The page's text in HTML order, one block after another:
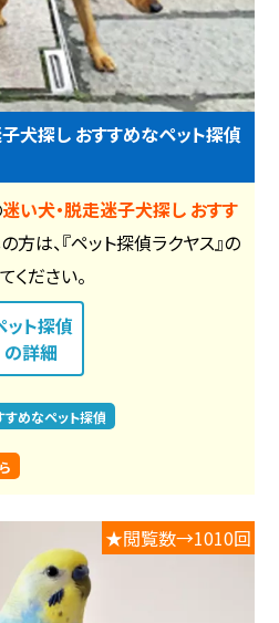
犬探し おすすめなペット探偵
迷い犬・脱走迷子犬探し おすす
方は、『ペット探偵ラクヤス』の
ださい。
ット探偵
の詳細
めなペット探偵
★閲覧数→1010回